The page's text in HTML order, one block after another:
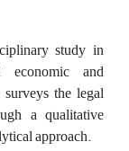
study in
economic and
the legal
a qualitative
approach.